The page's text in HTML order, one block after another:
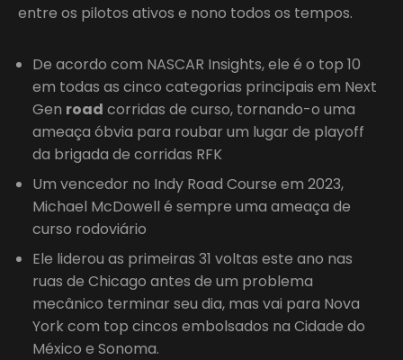
entre os pilotos ativos e nono todos os tempos.
De acordo com NASCAR Insights, ele é o top 10
em todas as cinco categorias principais em Next
Gen road corridas de curso, tornando-o uma
ameaça óbvia para roubar um lugar de playoff
da brigada de corridas RFK
Um vencedor no Indy Road Course em 2023,
Michael McDowell é sempre uma ameaça de
curso rodoviário
Ele liderou as primeiras 31 voltas este ano nas
ruas de Chicago antes de um problema
mecânico terminar seu dia, mas vai para Nova
York com top cincos embolsados na Cidade do
México e Sonoma.